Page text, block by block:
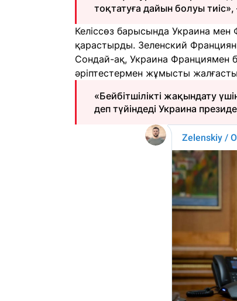
тоқтатуға дайын болуы
Келіссөз барысында Украина мен
қарастырды. Зеленский
Сондай-ақ, Украина Франциямен
әріптестермен жұмысты
«Бейбітшілікті жақындату
деп түйіндеді Украина